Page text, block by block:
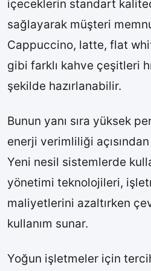
içeceklerin standart
sağlayarak müşteri
Cappuccino, latte, flat
gibi farklı kahve çeşitleri
şekilde hazırlanabilir.
Bunun yanı sıra yüksek
enerji verimliliği
Yeni nesil sistemlerde
yönetimi teknolojileri,
maliyetlerini azaltırken
kullanım sunar.
Yoğun işletmeler için